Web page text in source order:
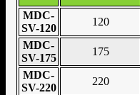
MDC-
SV-120
120
MDC-
SV-175
175
MDC-
SV-220
220